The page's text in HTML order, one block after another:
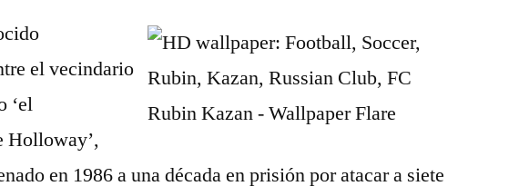
el vecindario
‘el
Holloway’,
en 1986 a una década en prisión por atacar a siete